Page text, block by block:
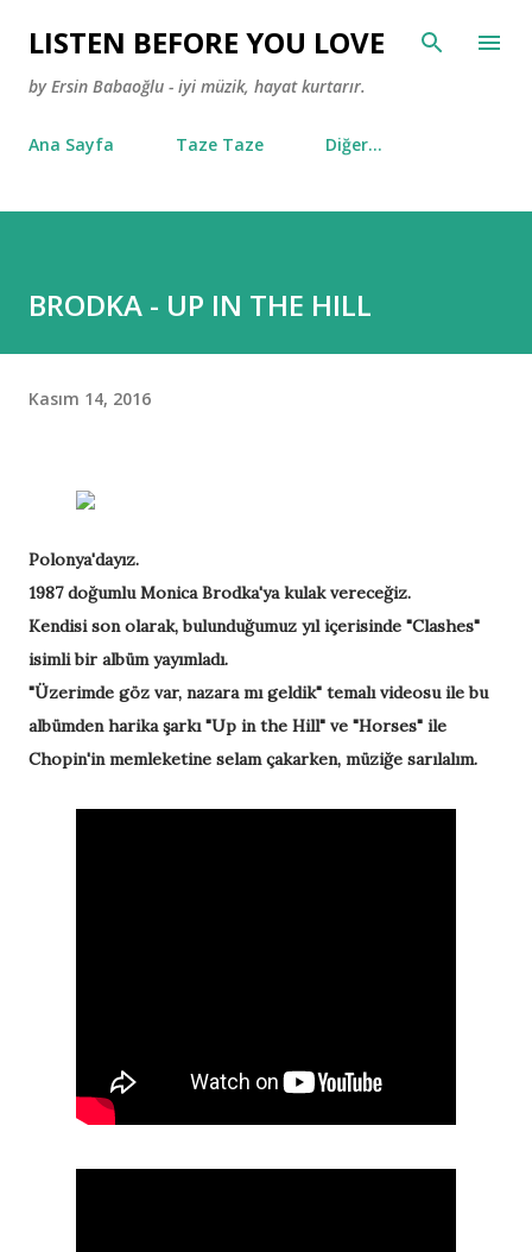
Ana içeriğe atla
LISTEN BEFORE YOU LOVE
by Ersin Babaoğlu - iyi müzik, hayat kurtarır.
Ana Sayfa Taze Taze Diğer…
BRODKA - UP IN THE HILL
Kasım 14, 2016
Polonya'dayız.
1987 doğumlu Monica Brodka'ya kulak vereceğiz.
Kendisi son olarak, bulunduğumuz yıl içerisinde "Clashes"
isimli bir albüm yayımladı.
"Üzerimde göz var, nazara mı geldik" temalı videosu ile bu
albümden harika şarkı "Up in the Hill" ve "Horses" ile
Chopin'in memleketine selam çakarken, müziğe sarılalım.